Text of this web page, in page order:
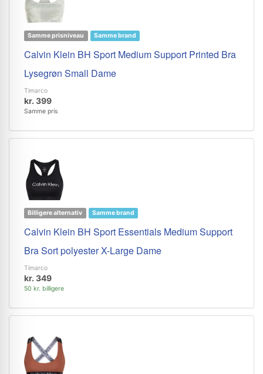
Samme prisniveau Samme brand
Calvin Klein BH Sport Medium Support Printed Bra
Lysegrøn Small Dame
Timarco
kr. 399
Samme pris
Billigere alternativ Samme brand
Calvin Klein BH Sport Essentials Medium Support
Bra Sort polyester X-Large Dame
Timarco
kr. 349
50 kr. billigere